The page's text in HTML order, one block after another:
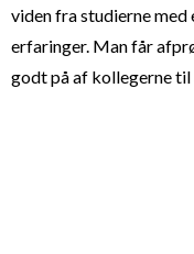
viden fra studierne
erfaringer. Man får
godt på af kollegerne